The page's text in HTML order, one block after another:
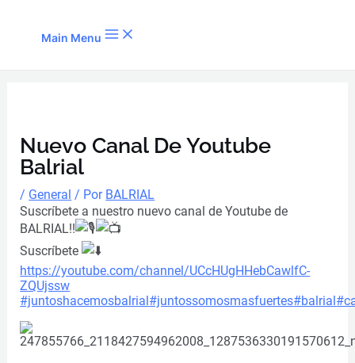
Main Menu
Nuevo Canal De Youtube
Balrial
/ General / Por BALRIAL
Suscríbete a nuestro nuevo canal de Youtube de
BALRIAL!!
Suscríbete
https://youtube.com/channel/UCcHUgHHebCawlfC-
ZQUjssw
#juntoshacemosbalrial#juntossomosmasfuertes#balrial